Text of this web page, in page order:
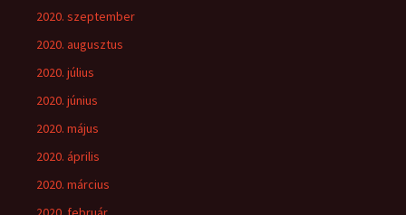
2020. szeptember
2020. augusztus
2020. július
2020. június
2020. május
2020. április
2020. március